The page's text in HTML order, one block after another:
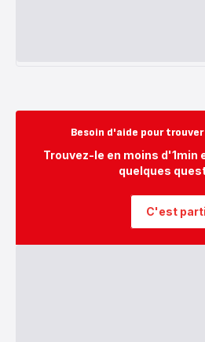
Besoin d'aide pour
Trouvez-le en moins d'1min
quelques
C'est parti